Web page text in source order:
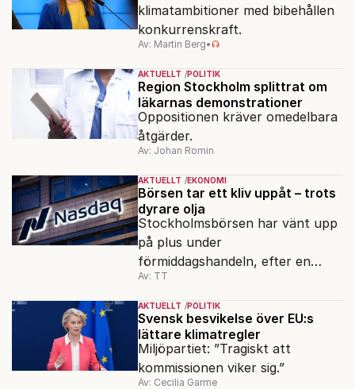
klimatambitioner med bibehållen
konkurrenskraft.
Av: Martin Berg•
AKTUELLT POLITIK
Region Stockholm splittrat om
läkarnas demonstrationer
Oppositionen kräver omedelbara
åtgärder.
Av: Johan Romin
AKTUELLT EKONOMI
Börsen tar ett kliv uppåt – trots
dyrare olja
Stockholmsbörsen har vänt upp
på plus under
förmiddagshandeln, efter en
inledning nedåt – trots ett högre
oljepris och AI-oro.
Av: TT
AKTUELLT POLITIK
Svensk besvikelse över EU:s
lättare klimatregler
Miljöpartiet: ”Tragiskt att
kommissionen viker sig.”
Av: Cecilia Garme